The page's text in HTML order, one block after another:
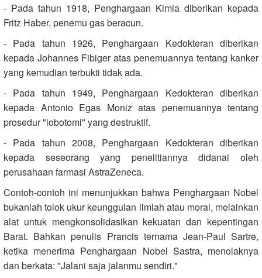
- Pada tahun 1918, Penghargaan Kimia diberikan kepada
Fritz Haber, penemu gas beracun.
- Pada tahun 1926, Penghargaan Kedokteran diberikan
kepada Johannes Fibiger atas penemuannya tentang kanker
yang kemudian terbukti tidak ada.
- Pada tahun 1949, Penghargaan Kedokteran diberikan
kepada Antonio Egas Moniz atas penemuannya tentang
prosedur "lobotomi" yang destruktif.
- Pada tahun 2008, Penghargaan Kedokteran diberikan
kepada seseorang yang penelitiannya didanai oleh
perusahaan farmasi AstraZeneca.
Contoh-contoh ini menunjukkan bahwa Penghargaan Nobel
bukanlah tolok ukur keunggulan ilmiah atau moral, melainkan
alat untuk mengkonsolidasikan kekuatan dan kepentingan
Barat. Bahkan penulis Prancis ternama Jean-Paul Sartre,
ketika menerima Penghargaan Nobel Sastra, menolaknya
dan berkata: "Jalani saja jalanmu sendiri."